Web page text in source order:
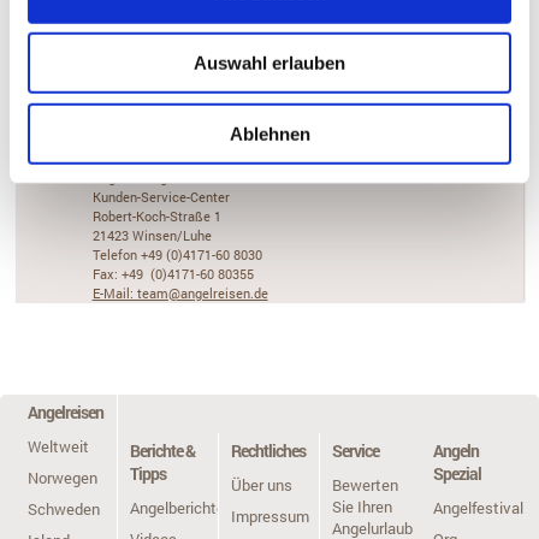
Auswahl erlauben
Ablehnen
Kontakt
Angelreisen Hamburg
Kunden-Service-Center
Robert-Koch-Straße 1
21423 Winsen/Luhe
Telefon +49 (0)4171-60 8030
Fax: +49 (0)4171-60 80355
E-Mail: team@angelreisen.de
Angelreisen
Weltweit
Norwegen
Schweden
Angeln
Spezial
Angelfestivals
Berichte &
Tipps
Angelberichte
Service
Bewerten
Sie Ihren
Angelurlaub
Rechtliches
Über uns
Impressum